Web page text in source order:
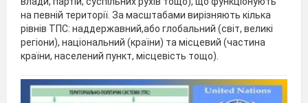
на певній території. За масштабами вирізняють кілька
рівнів ТПС: наддержавний,або глобальний (світ, великі
регіони), національний (країни) та місцевий (частина
країни, населений пункт, місцевість тощо).